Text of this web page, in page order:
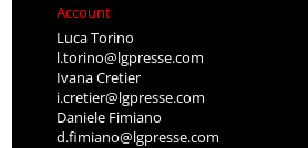
Account
Luca Torino
l.torino@lgpresse.com
Ivana Cretier
i.cretier@lgpresse.com
Daniele Fimiano
d.fimiano@lgpresse.com